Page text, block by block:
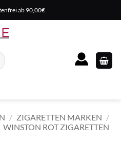
ab 90,00€
/ ZIGARETTEN MARKEN /
WINSTON ROT ZIGARETTEN